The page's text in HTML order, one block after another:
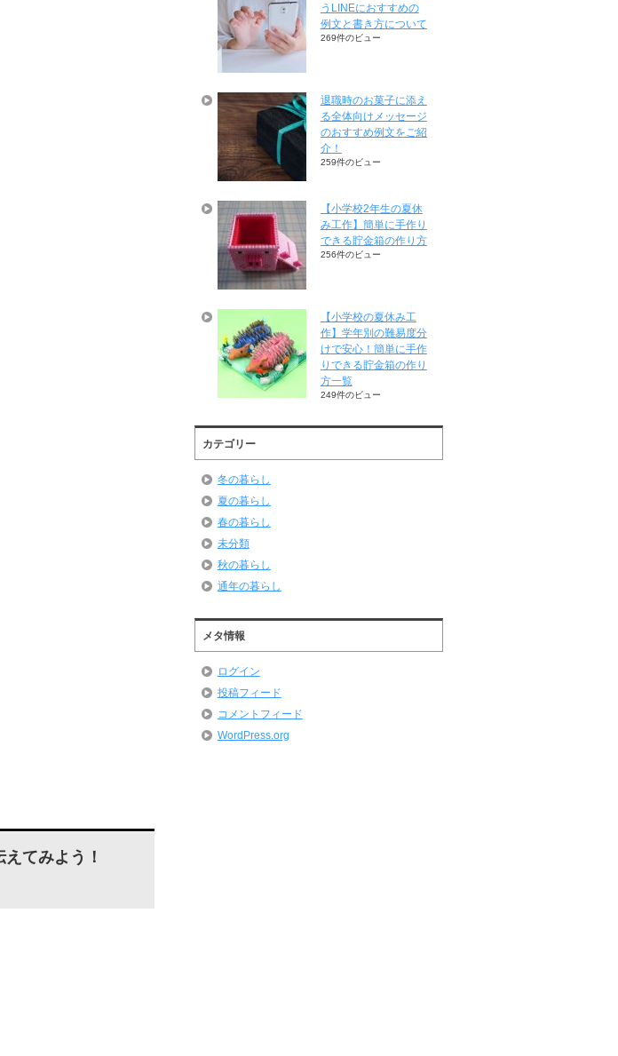
てみよう！
うLINEにおすすめの
例文と書き方について
269件のビュー
退職時のお菓子に添え
る全体向けメッセージ
のおすすめ例文をご紹
介！
259件のビュー
【小学校2年生の夏休
み工作】簡単に手作り
できる貯金箱の作り方
256件のビュー
【小学校の夏休み工
作】学年別の難易度分
けで安心！簡単に手作
りできる貯金箱の作り
方一覧
249件のビュー
カテゴリー
冬の暮らし
夏の暮らし
春の暮らし
未分類
秋の暮らし
通年の暮らし
メタ情報
ログイン
投稿フィード
コメントフィード
WordPress.org